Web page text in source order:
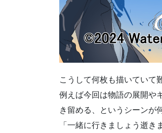
こうして何枚も描いていて
例えば今回は物語の展開や
き留める、というシーンが
「一緒に行きましょう逝